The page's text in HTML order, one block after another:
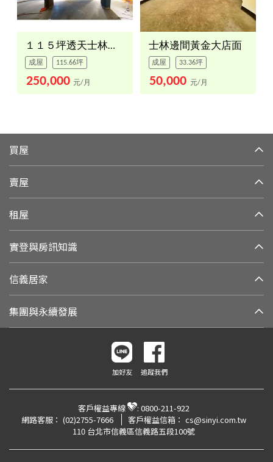
１１５坪透天士林夜市誠租
成屋 115.66坪
250,000 元/月
士林邊間黃金大店面
成屋 33.36坪
50,000 元/月
買屋
賣屋
租屋
實登與房訊知識
信義居家
集團與永續發展
加好友 追蹤我們
客戶權益專線 : 0800-211-922
網路客服： (02)2755-7666 客戶權益信箱： cs@sinyi.com.tw
110 台北市信義區信義路五段100號